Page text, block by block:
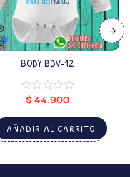
BODY BDV-12
$44.900
AÑADIR AL CARRITO